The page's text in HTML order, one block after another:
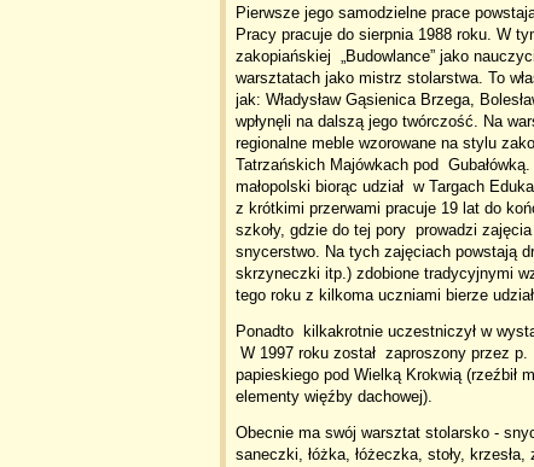
Pierwsze jego samodzielne prace
Pracy pracuje do sierpnia 1988 roku. W
zakopiańskiej „Budowlance” jako
warsztatach jako mistrz stolarstwa. To
jak: Władysław Gąsienica Brzega,
wpłynęli na dalszą jego twórczość. Na
regionalne meble wzorowane na stylu
Tatrzańskich Majówkach pod
małopolski biorąc udział w Targach
z krótkimi przerwami pracuje 19 lat do
szkoły, gdzie do tej pory prowadzi
snycerstwo. Na tych zajęciach powstają
skrzyneczki itp.) zdobione tradycyjnymi
tego roku z kilkoma uczniami bierze
Ponadto kilkakrotnie uczestniczył w
W 1997 roku został zaproszony przez
papieskiego pod Wielką Krokwią (rzeźbił
elementy więźby dachowej).
Obecnie ma swój warsztat stolarsko -
saneczki, łóżka, łóżeczka, stoły,